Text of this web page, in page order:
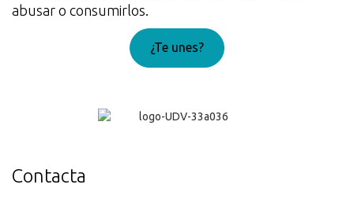
abusar o consumirlos.
¿Te unes?
Contacta